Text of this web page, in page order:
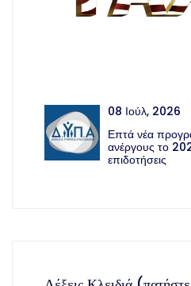
08 Ιούλ, 2026
Επτά νέα
ανέργους το
επιδοτήσεις